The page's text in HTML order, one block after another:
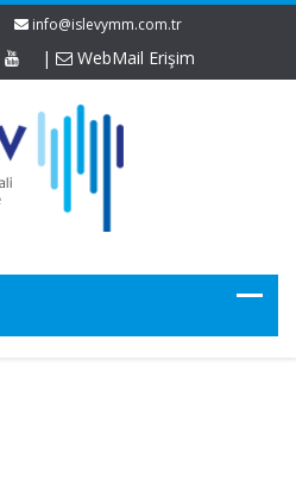
info@islevymm.com.tr
| WebMail Erişim